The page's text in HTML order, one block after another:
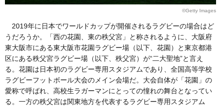
©Getty Images
2019年に日本でワールドカップが開催されるラグビーの場合はど
うだろうか。「西の花園、東の秩父宮」と称されるように、大阪府
東大阪市にある東大阪市花園ラグビー場（以下、花園）と東京都港
区にある秩父宮ラグビー場（以下、秩父宮）が“二大聖地”と言え
る。花園は日本初のラグビー専用スタジアムであり、全国高等学校
ラグビーフットボール大会のメイン会場だ。大会自体が「花園」の
愛称で呼ばれ、高校生ラガーマンにとっての憧れの舞台となってい
る。一方の秩父宮は関東地方を代表するラグビー専用スタジアム